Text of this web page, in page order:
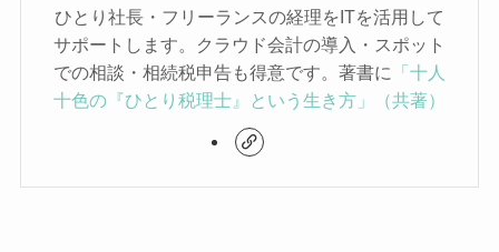
ひとり社長・フリーランスの経理をITを活用して
サポートします。クラウド会計の導入・スポット
での相談・相続税申告も得意です。著書に
「十人
十色の『ひとり税理士』という生き方」（共著）